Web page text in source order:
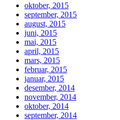
oktober, 2015
september, 2015
august, 2015
juni, 2015
mai, 2015
april, 2015
mars, 2015
februar, 2015
januar, 2015
desember, 2014
november, 2014
oktober, 2014
september, 2014